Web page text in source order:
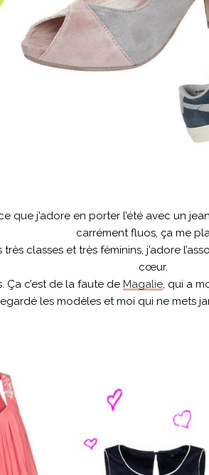
que j’adore en porter l’été avec un
carrément fluos, ça me
très classes et très féminins, j’adore
cœur.
Ça c’est de la faute de Magalie, qui a
les modèles et moi qui ne mets